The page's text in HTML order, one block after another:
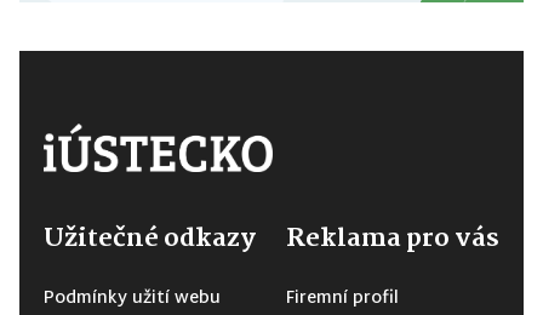
Užitečné odkazy
Podmínky užití webu
Reklama pro vás
Firemní profil